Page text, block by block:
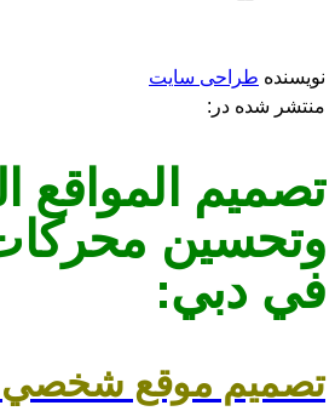
نویسنده طراحی سایت
منتشر شده در:
تصميم المواقع
وتحسين
في دبي:
تصميم موقع